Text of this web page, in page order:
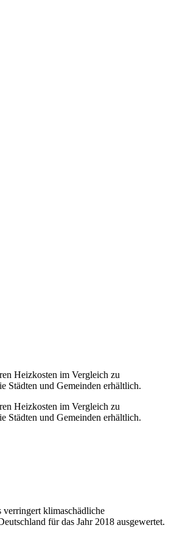
Heizkosten im Vergleich zu
Städten und Gemeinden erhältlich.
klimaschädliche
für das Jahr 2018 ausgewertet.